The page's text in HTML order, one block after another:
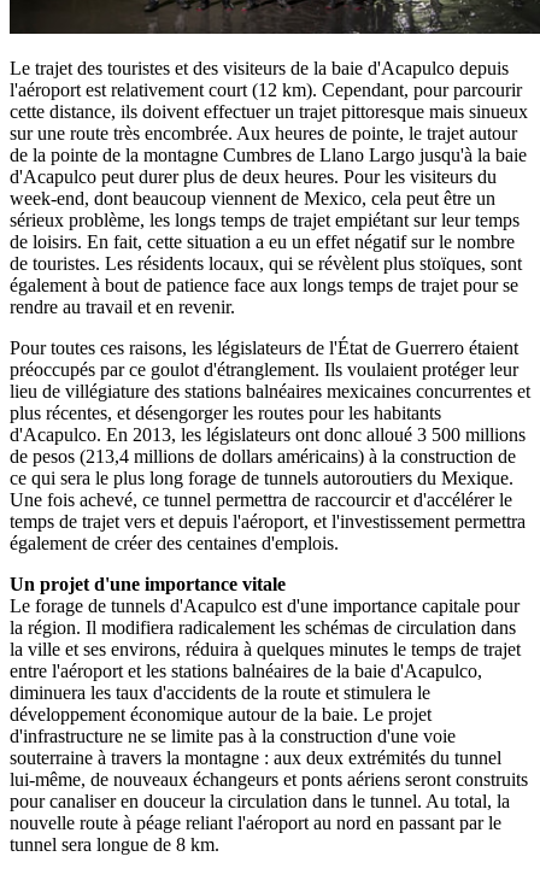
Le trajet des touristes et des visiteurs de la baie d'Acapulco depuis
l'aéroport est relativement court (12 km). Cependant, pour parcourir
cette distance, ils doivent effectuer un trajet pittoresque mais sinueux
sur une route très encombrée. Aux heures de pointe, le trajet autour
de la pointe de la montagne Cumbres de Llano Largo jusqu'à la baie
d'Acapulco peut durer plus de deux heures. Pour les visiteurs du
week-end, dont beaucoup viennent de Mexico, cela peut être un
sérieux problème, les longs temps de trajet empiétant sur leur temps
de loisirs. En fait, cette situation a eu un effet négatif sur le nombre
de touristes. Les résidents locaux, qui se révèlent plus stoïques, sont
également à bout de patience face aux longs temps de trajet pour se
rendre au travail et en revenir.
Pour toutes ces raisons, les législateurs de l'État de Guerrero étaient
préoccupés par ce goulot d'étranglement. Ils voulaient protéger leur
lieu de villégiature des stations balnéaires mexicaines concurrentes et
plus récentes, et désengorger les routes pour les habitants
d'Acapulco. En 2013, les législateurs ont donc alloué 3 500 millions
de pesos (213,4 millions de dollars américains) à la construction de
ce qui sera le plus long forage de tunnels autoroutiers du Mexique.
Une fois achevé, ce tunnel permettra de raccourcir et d'accélérer le
temps de trajet vers et depuis l'aéroport, et l'investissement permettra
également de créer des centaines d'emplois.
Un projet d'une importance vitale
Le forage de tunnels d'Acapulco est d'une importance capitale pour
la région. Il modifiera radicalement les schémas de circulation dans
la ville et ses environs, réduira à quelques minutes le temps de trajet
entre l'aéroport et les stations balnéaires de la baie d'Acapulco,
diminuera les taux d'accidents de la route et stimulera le
développement économique autour de la baie. Le projet
d'infrastructure ne se limite pas à la construction d'une voie
souterraine à travers la montagne : aux deux extrémités du tunnel
lui-même, de nouveaux échangeurs et ponts aériens seront construits
pour canaliser en douceur la circulation dans le tunnel. Au total, la
nouvelle route à péage reliant l'aéroport au nord en passant par le
tunnel sera longue de 8 km.